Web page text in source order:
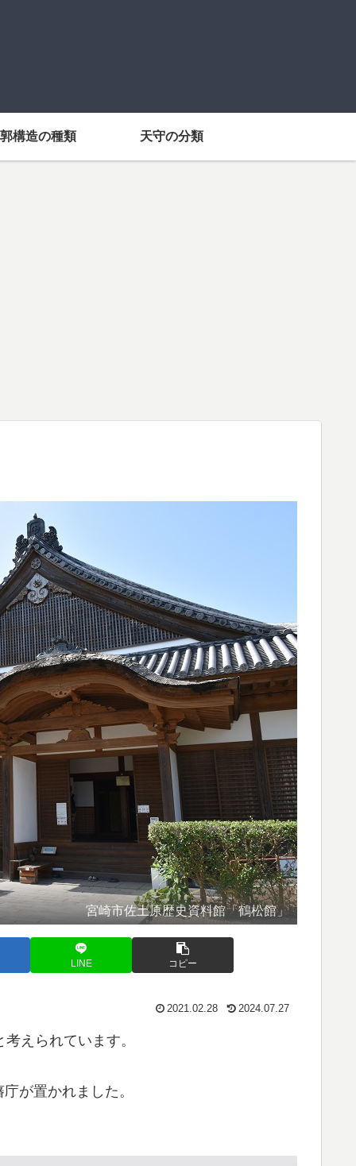
構造の種類 天守の分類
宮崎市佐土原歴史資料館「鶴松館」
LINE コピー
2021.02.28 2024.07.27
えられています。
が置かれました。